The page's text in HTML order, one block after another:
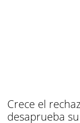
Crece el
desaprueba